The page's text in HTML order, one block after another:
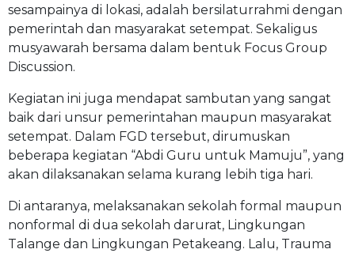
sesampainya di lokasi, adalah bersilaturrahmi dengan
pemerintah dan masyarakat setempat. Sekaligus
musyawarah bersama dalam bentuk Focus Group
Discussion.
Kegiatan ini juga mendapat sambutan yang sangat
baik dari unsur pemerintahan maupun masyarakat
setempat. Dalam FGD tersebut, dirumuskan
beberapa kegiatan “Abdi Guru untuk Mamuju”, yang
akan dilaksanakan selama kurang lebih tiga hari.
Di antaranya, melaksanakan sekolah formal maupun
nonformal di dua sekolah darurat, Lingkungan
Talange dan Lingkungan Petakeang. Lalu, Trauma